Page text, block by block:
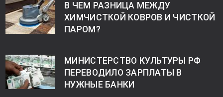
В ЧЕМ РАЗНИЦА МЕЖДУ
ХИМЧИСТКОЙ КОВРОВ И ЧИСТКОЙ
ПАРОМ?
МИНИСТЕРСТВО КУЛЬТУРЫ РФ
ПЕРЕВОДИЛО ЗАРПЛАТЫ В
НУЖНЫЕ БАНКИ